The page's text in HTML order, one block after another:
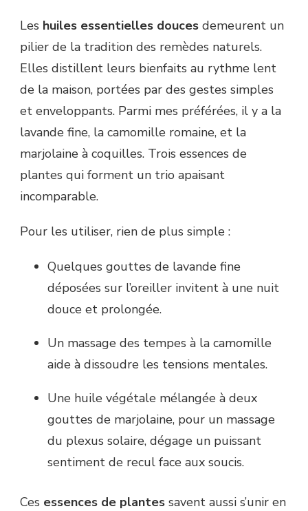
Les huiles essentielles douces demeurent un
pilier de la tradition des remèdes naturels.
Elles distillent leurs bienfaits au rythme lent
de la maison, portées par des gestes simples
et enveloppants. Parmi mes préférées, il y a la
lavande fine, la camomille romaine, et la
marjolaine à coquilles. Trois essences de
plantes qui forment un trio apaisant
incomparable.
Pour les utiliser, rien de plus simple :
Quelques gouttes de lavande fine
déposées sur l’oreiller invitent à une nuit
douce et prolongée.
Un massage des tempes à la camomille
aide à dissoudre les tensions mentales.
Une huile végétale mélangée à deux
gouttes de marjolaine, pour un massage
du plexus solaire, dégage un puissant
sentiment de recul face aux soucis.
Ces essences de plantes savent aussi s’unir en